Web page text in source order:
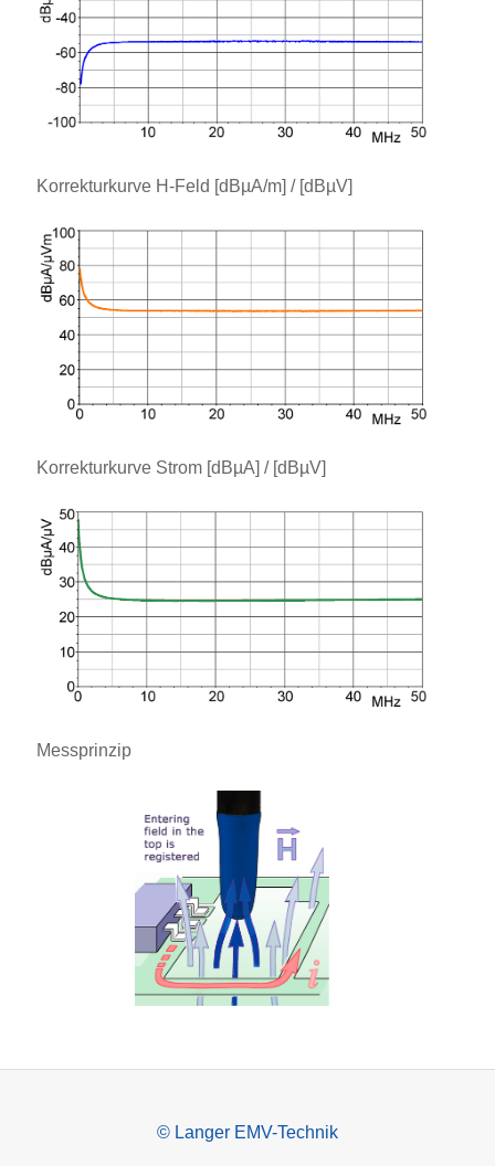
Korrekturkurve H-Feld [dBµA/m] / [dBµV]
Korrekturkurve Strom [dBµA] / [dBµV]
Messprinzip
© Langer EMV-Technik